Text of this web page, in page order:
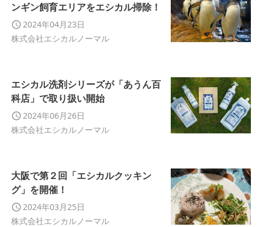
ンギン飼育エリアをエシカル掃除！
2024年04月23日
株式会社エシカルノーマル
エシカル洗剤シリーズが「あうん百
科店」で取り扱い開始
2024年06月26日
株式会社エシカルノーマル
大阪で第２回「エシカルクッキン
グ」を開催！
2024年03月25日
株式会社エシカルノーマル